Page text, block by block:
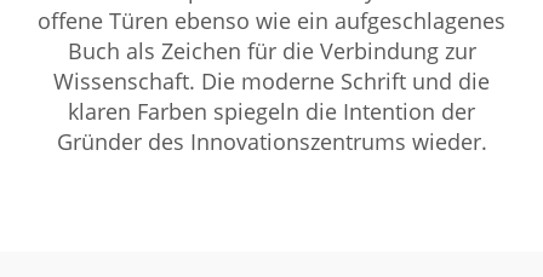
offene Türen ebenso wie ein aufgeschlagenes
Buch als Zeichen für die Verbindung zur
Wissenschaft. Die moderne Schrift und die
klaren Farben spiegeln die Intention der
Gründer des Innovationszentrums wieder.